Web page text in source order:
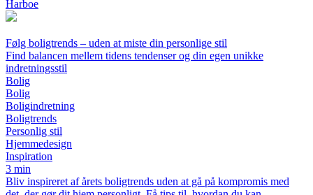
Harboe
Følg boligtrends – uden at miste din personlige stil
Find balancen mellem tidens tendenser og din egen unikke
indretningsstil
Bolig
Bolig
Boligindretning
Boligtrends
Personlig stil
Hjemmedesign
Inspiration
3 min
Bliv inspireret af årets boligtrends uden at gå på kompromis med